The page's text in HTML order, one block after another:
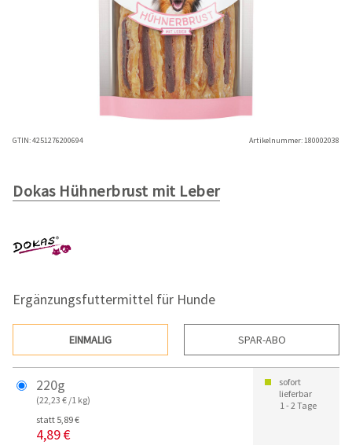
GTIN:4251276200694 Artikelnummer:180002038
Dokas Hühnerbrust mit Leber
Ergänzungsfuttermittel für Hunde
EINMALIG SPAR-ABO
220g
(22,23 € /1 kg)
statt 5,89 €
4,89 €
sofort
lieferbar
1 - 2 Tage